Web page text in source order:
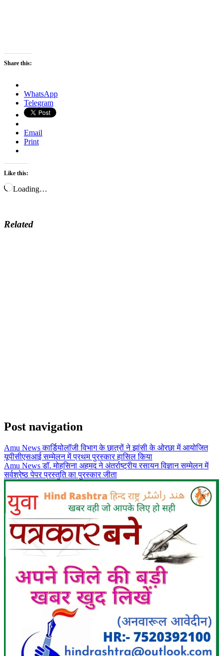
Share this:
WhatsApp
Telegram
Email
Print
Like this:
Loading…
Related
Post navigation
Amu News कार्डियोलॉजी विभाग के छात्रों ने झांसी के ओरछा में आयोजित
यूपीसीएसआई सम्मेलन में प्रथम पुरस्कार हासिल किया
Amu News डॉ. मोहसिना अहमद ने अंतर्राष्ट्रीय रसायन विज्ञान सम्मेलन में
सर्वश्रेष्ठ पेपर प्रस्तुति का पुरस्कार जीता